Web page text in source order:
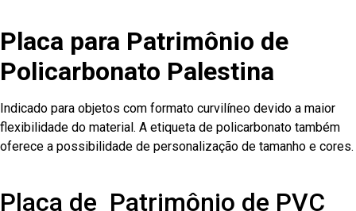
Placa para Patrimônio de
Policarbonato Palestina
Indicado para objetos com formato curvilíneo devido a maior
flexibilidade do material. A etiqueta de policarbonato também
oferece a possibilidade de personalização de tamanho e cores.
Placa de Patrimônio de PVC